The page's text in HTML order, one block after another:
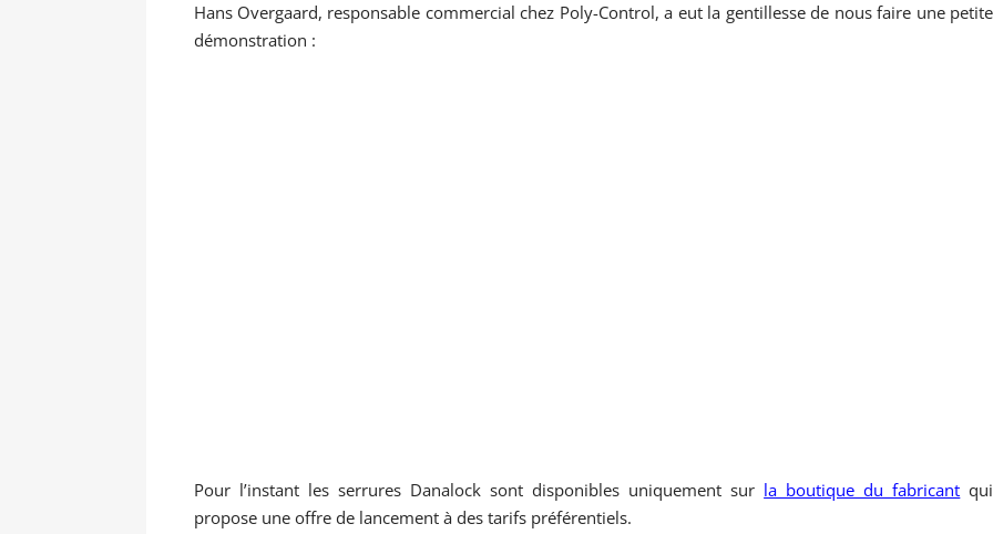
Hans Overgaard, responsable commercial chez Poly-Control, a eut la gentillesse de nous faire une petite
démonstration :
Pour l’instant les serrures Danalock sont disponibles uniquement sur la boutique du fabricant qui
propose une offre de lancement à des tarifs préférentiels.